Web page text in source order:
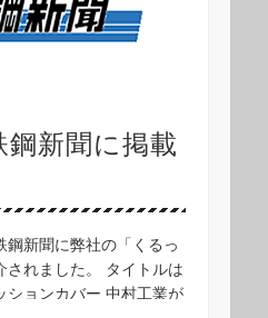
鋼新聞に掲載
鋼新聞に弊社の「くるっ
されました。 タイトルは
ションカバー 中村工業が